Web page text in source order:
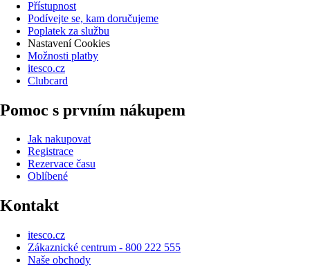
Přístupnost
Podívejte se, kam doručujeme
Poplatek za službu
Nastavení Cookies
Možnosti platby
itesco.cz
Clubcard
Pomoc s prvním nákupem
Jak nakupovat
Registrace
Rezervace času
Oblíbené
Kontakt
itesco.cz
Zákaznické centrum - 800 222 555
Naše obchody